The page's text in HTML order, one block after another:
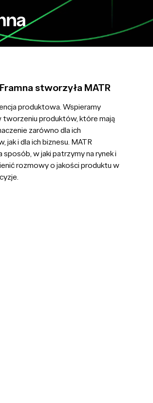
stworzyła MATR
produktowa. Wspieramy
tworzeniu produktów, które mają
zarówno dla ich
jak i dla ich biznesu. MATR
w jaki patrzymy na rynek i
rozmowy o jakości produktu w